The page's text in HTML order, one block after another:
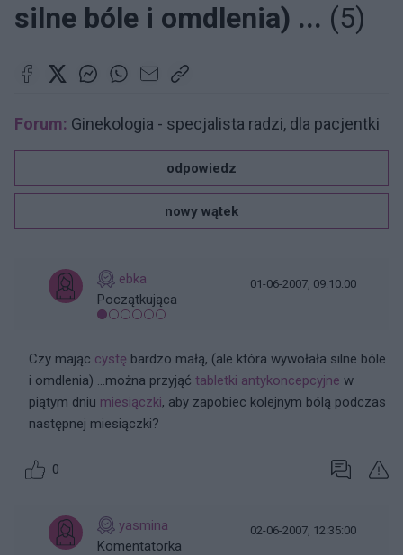
silne bóle i omdlenia) ... (5)
Forum: Ginekologia - specjalista radzi, dla pacjentki
odpowiedz
nowy wątek
ebka
Początkująca
01-06-2007, 09:10:00
Czy mając cystę bardzo małą, (ale która wywołała silne bóle
i omdlenia) ...można przyjąć tabletki antykoncepcyjne w
piątym dniu miesiączki, aby zapobiec kolejnym bólą podczas
następnej miesiączki?
0
yasmina
Komentatorka
02-06-2007, 12:35:00